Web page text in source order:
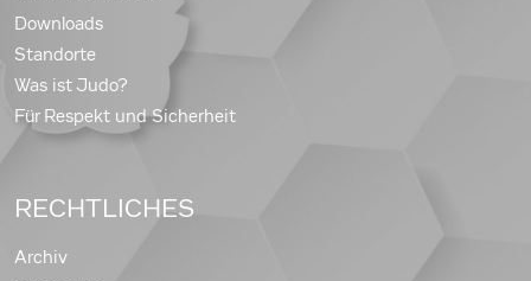
Downloads
Standorte
Was ist Judo?
Für Respekt und Sicherheit
RECHTLICHES
Archiv